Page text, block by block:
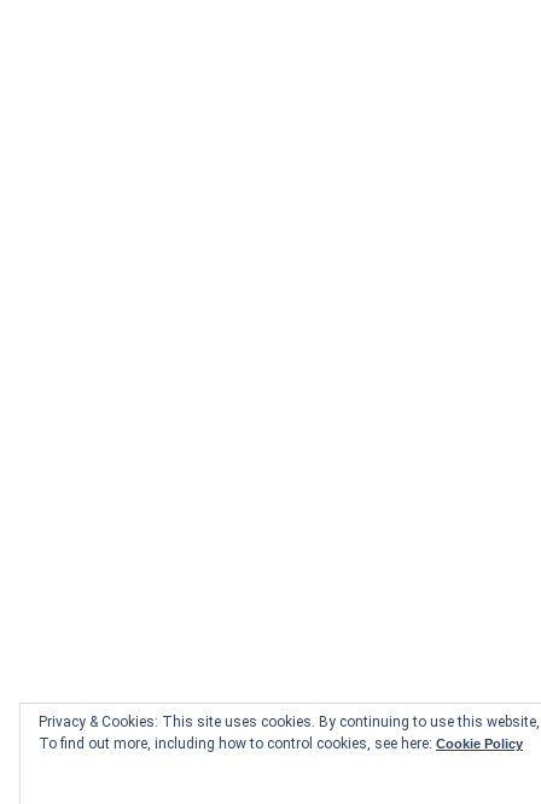
Privacy & Cookies: This site uses cookies. By continuing to use this
To find out more, including how to control cookies, see here: Cookie Policy